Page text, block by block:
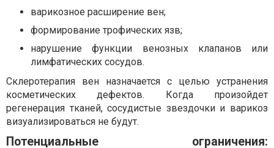
варикозное расширение вен;
формирование трофических язв;
нарушение функции венозных клапанов или
лимфатических сосудов.
Склеротерапия вен назначается с целью устранения
косметических дефектов. Когда произойдет
регенерация тканей, сосудистые звездочки и варикоз
визуализироваться не будут.
Потенциальные ограничения: